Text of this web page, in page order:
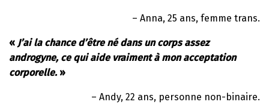
– Anna, 25 ans, femme trans.
« J’ai la chance d’être né dans un corps assez
androgyne, ce qui aide vraiment à mon acceptation
corporelle.»
– Andy, 22 ans, personne non-binaire.